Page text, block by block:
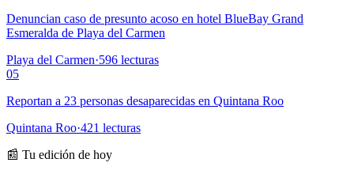
Denuncian caso de presunto acoso en hotel BlueBay Grand
Esmeralda de Playa del Carmen
Playa del Carmen·596 lecturas
05
Reportan a 23 personas desaparecidas en Quintana Roo
Quintana Roo·421 lecturas
📰 Tu edición de hoy